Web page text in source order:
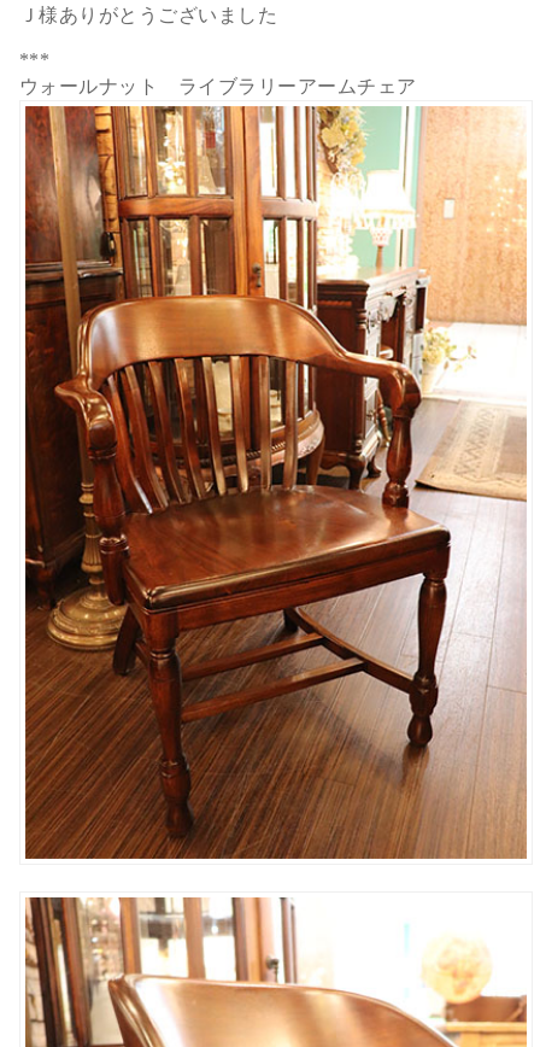
Ｊ様ありがとうございました
***
ウォールナット ライブラリーアームチェア